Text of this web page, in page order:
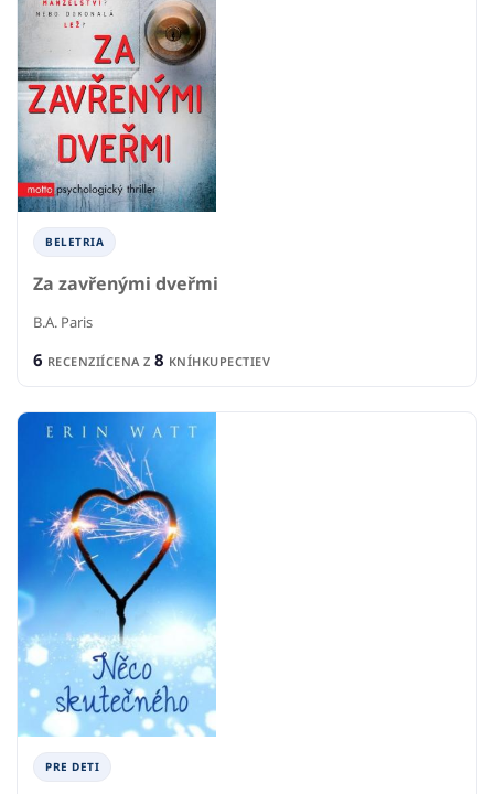
BELETRIA
Za zavřenými dveřmi
B.A. Paris
6 RECENZIÍCENA Z 8 KNÍHKUPECTIEV
PRE DETI